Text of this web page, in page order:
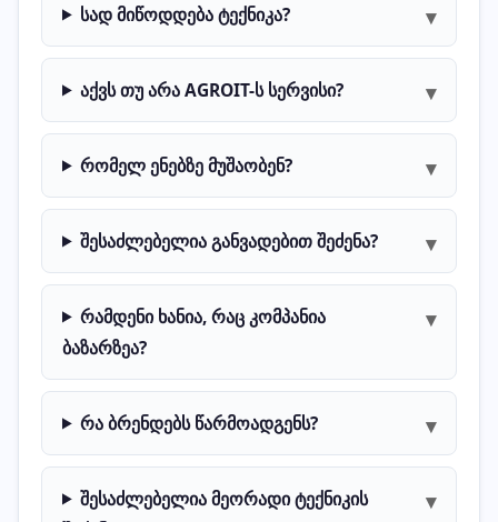
სად მიწოდდება ტექნიკა? ▾
აქვს თუ არა AGROIT-ს სერვისი? ▾
რომელ ენებზე მუშაობენ? ▾
შესაძლებელია განვადებით შეძენა? ▾
რამდენი ხანია, რაც კომპანია
ბაზარზეა?
▾
რა ბრენდებს წარმოადგენს? ▾
შესაძლებელია მეორადი ტექნიკის
▾